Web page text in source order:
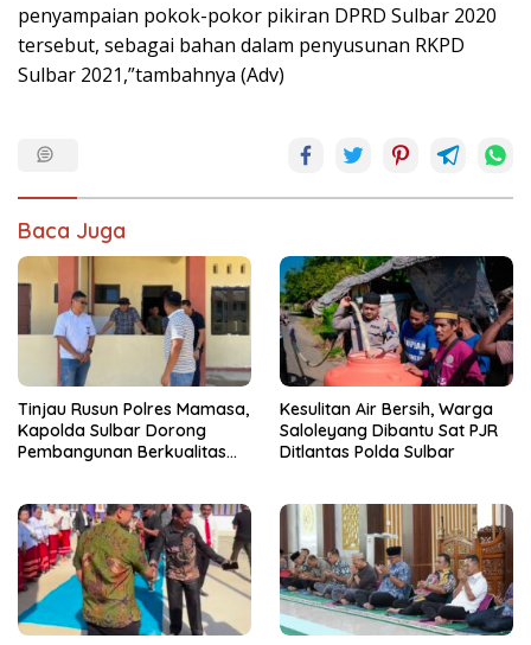
penyampaian pokok-pokor pikiran DPRD Sulbar 2020
tersebut, sebagai bahan dalam penyusunan RKPD
Sulbar 2021,”tambahnya (Adv)
Baca Juga
Tinjau Rusun Polres Mamasa,
Kapolda Sulbar Dorong
Pembangunan Berkualitas
Kesulitan Air Bersih, Warga
Saloleyang Dibantu Sat PJR
Ditlantas Polda Sulbar